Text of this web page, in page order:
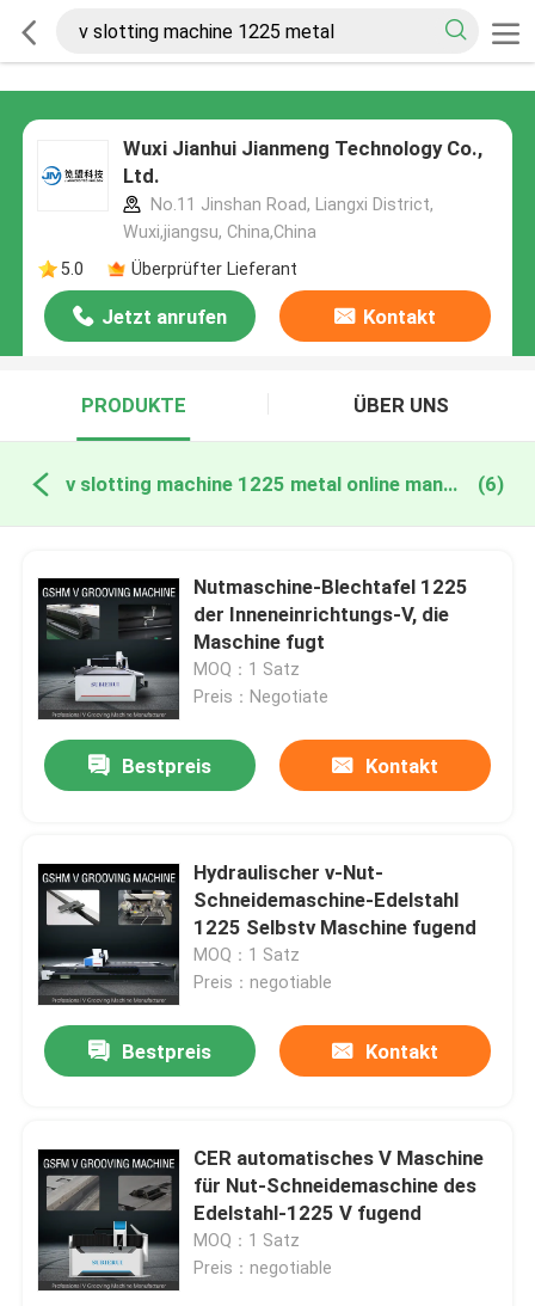
Wuxi Jianhui Jianmeng Technology Co.,
Ltd.
No.11 Jinshan Road, Liangxi District,
Wuxi,jiangsu, China,China
5.0
Überprüfter Lieferant
Jetzt anrufen Kontakt
PRODUKTE ÜBER UNS
v slotting machine 1225 metal online manufacture (6)
Nutmaschine-Blechtafel 1225
der Inneneinrichtungs-V, die
Maschine fugt
MOQ：1 Satz
Preis：Negotiate
Bestpreis Kontakt
Hydraulischer v-Nut-
Schneidemaschine-Edelstahl
1225 Selbstv Maschine fugend
MOQ：1 Satz
Preis：negotiable
Bestpreis Kontakt
CER automatisches V Maschine
für Nut-Schneidemaschine des
Edelstahl-1225 V fugend
MOQ：1 Satz
Preis：negotiable